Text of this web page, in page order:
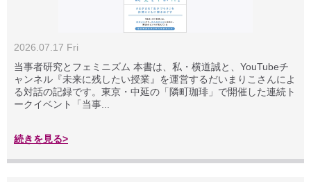
2026.07.17 Fri
当事者研究とフェミニズム 本書は、私・横道誠と、YouTubeチ
ャンネル『未来に残したい授業』を運営するだいまりこさんによ
る対話の記録です。東京・中延の「隣町珈琲」で開催した連続ト
ークイベント「当事...
続きを見る>